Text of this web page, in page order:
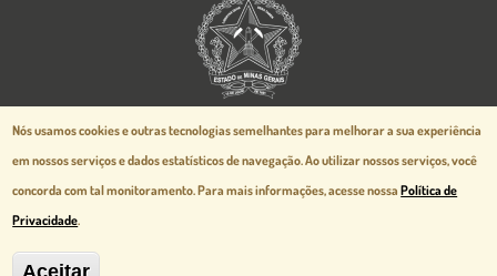
Aspectos legais e responsabilidades
Política de Privacidade
Mapa do Site
Nós usamos cookies e outras tecnologias semelhantes para melhorar a sua experiência
em nossos serviços e dados estatísticos de navegação.Ao utilizar nossos serviços, você
concorda com tal monitoramento. Para mais informações, acesse nossaPolítica de
Privacidade.
Aceitar